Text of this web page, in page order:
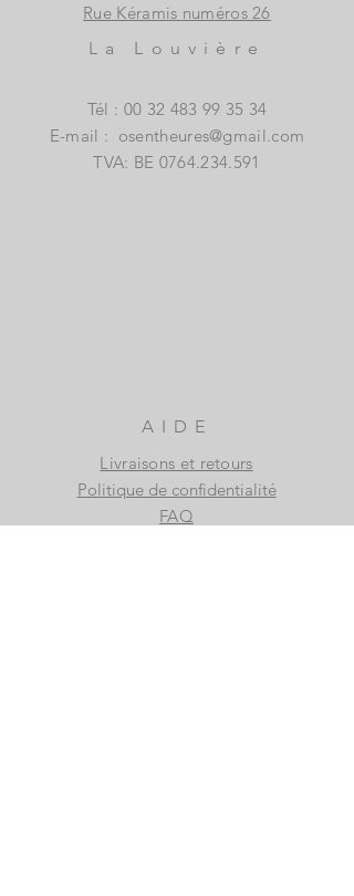
Rue Kéramis numéros 26
La Louvière
Tél : 00 32 483 99 35 34
E-mail : osentheures@gmail.com
TVA: BE 0764.234.591
AIDE
Livraisons et retours
Politique de confidentialité
FAQ